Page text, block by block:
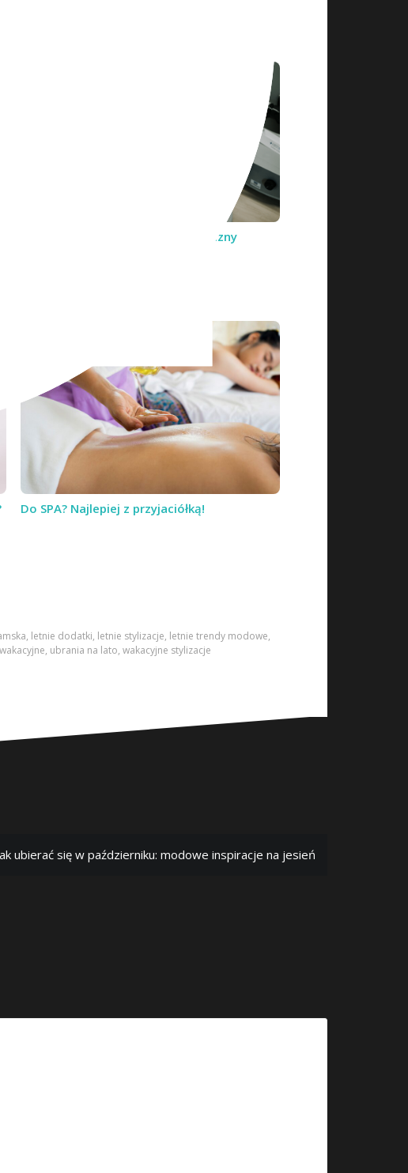
Pierścionki z kamieniami – praktyczny
Do SPA? Najlepiej z przyjaciółką!
, letnie dodatki, letnie stylizacje, letnie trendy modowe,
, ubrania na lato, wakacyjne stylizacje
ubierać się w październiku: modowe inspiracje na jesień